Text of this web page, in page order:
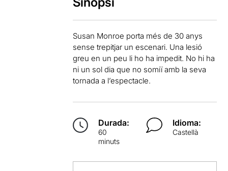
Susan Monroe porta més de 30 anys
sense trepitjar un escenari. Una lesió
greu en un peu li ho ha impedit. No hi ha
ni un sol dia que no somiï amb la seva
tornada a l’espectacle.
Durada:
60
minuts
Idioma:
Castellà